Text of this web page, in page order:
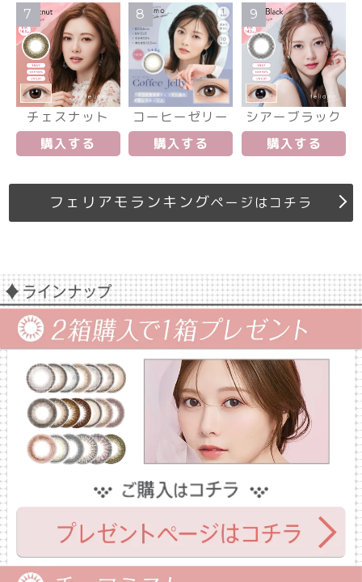
7
チェスナット
購入する
8
コーヒーゼリー
購入する
9
シアーブラック
購入する
フェリアモランキングページはコチラ